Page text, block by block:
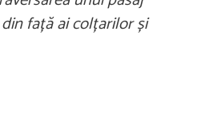
față ai colțarilor și